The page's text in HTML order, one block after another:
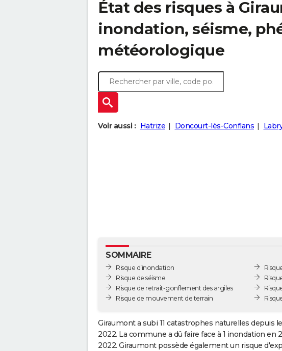
État des risques à
inondation, séisme,
météorologique
Voir aussi : Hatrize Doncourt-lès-Conflans
SOMMAIRE
Risque d’inondation
Risque de séisme
Risque de retrait-gonflement des argiles
Risque de mouvement de terrain
Giraumont a subi 11 catastrophes naturelles depuis
2022. La commune a dû faire face à 1 inondation en
2022. Giraumont possède également un risque